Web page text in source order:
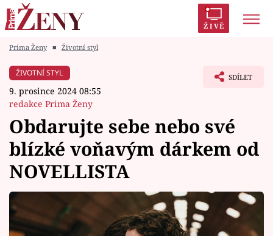
ŽIVĚ
Módní alarm
Témata
Celebrity
Vztahy
Prima Ženy ■ Životní styl
ŽIVOTNÍ STYL
9. prosince 2024 08:55
redakce Prima Ženy
SDÍLET
Obdarujte sebe nebo své
blízké voňavým dárkem od
NOVELLISTA